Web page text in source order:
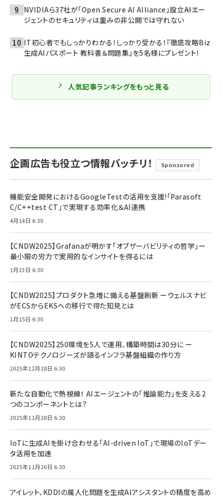
NVIDIAら37社が「Open Secure AI Alliance」設立――AIエー
ジェントのセキュリティは重みの非公開では守れない
IT初心者でもしっかりわかる！しっかり受かる！『徹底攻略Biz
生成AIパスポート 教科書＆問題集』を5名様にプレゼント！
人気記事ランキングをもっと見る
企画広告も役立つ情報バッチリ！ Sponsored
機能安全開発におけるGoogleTestの活用を支援!「Parasoft
C/C++test CT」で実現する効率化＆AI連携
4月14日 6:30
【CNDW2025】Grafanaが明かす「オブザーバビリティの哲学」ー
最小限の労力で実用的なインサイトを得るには
1月23日 6:30
【CNDW2025】プロダクト急増に備える基盤刷新 ーウェルスナビ
がECSからEKSへの移行で得た知見とは
1月15日 6:30
【CNDW2025】250環境を5人で運用、構築時間は30分に ー
KINTOテクノロジーズが語るインフラ基盤組織の作り方
2025年12月18日 6:30
新たな自動化で熱視線！ AIエージェントの「推論能力」を支える2
つのコンポーネントとは？
2025年11月28日 6:30
IoTに生成AIを掛け合わせる「AI-driven IoT」で現場のIoTデー
タ活用を加速
2025年11月26日 6:30
アイレット、KDDIの属人化問題を生成AIアシスタントの精度を高め